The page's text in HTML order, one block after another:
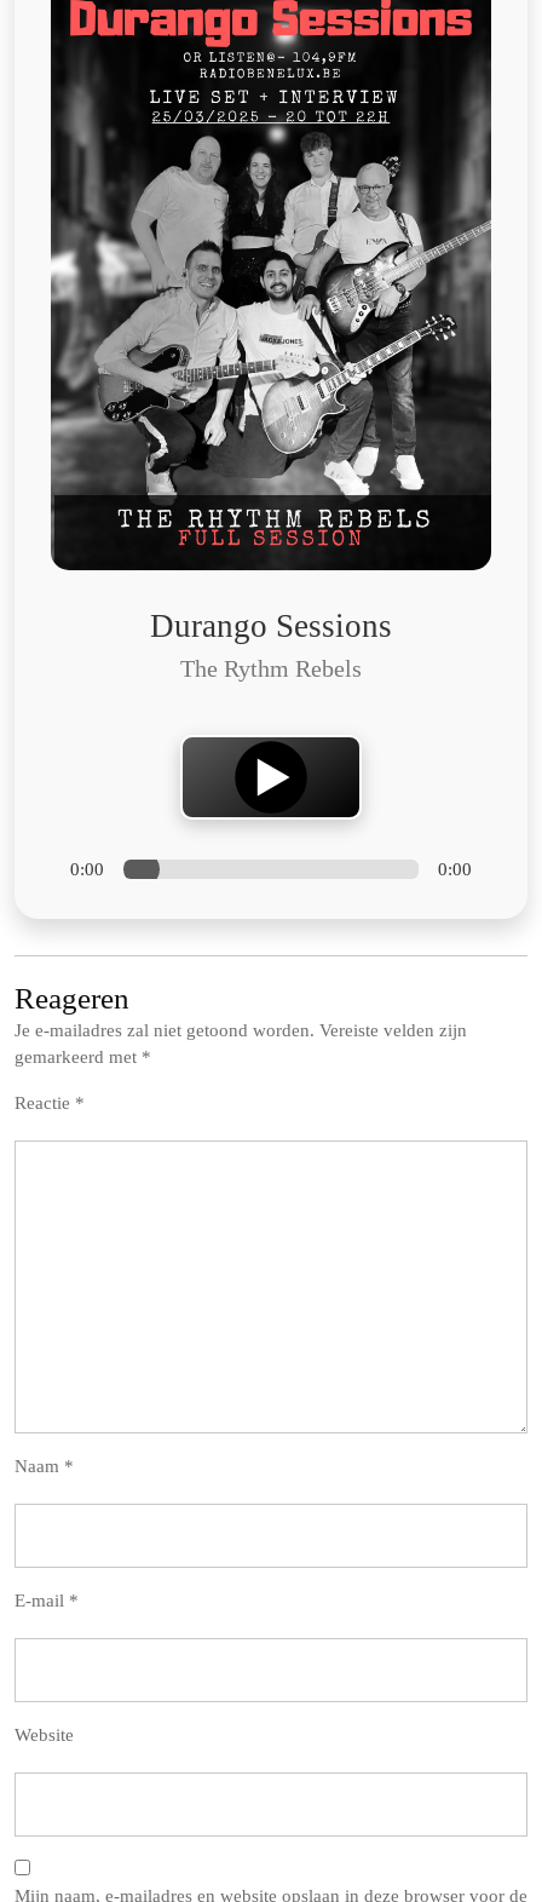
Durango Sessions
The Rythm Rebels
0:00 0:00
Reageren
Je e-mailadres zal niet getoond worden. Vereiste velden zijn
gemarkeerd met *
Reactie *
Naam *
E-mail *
Website
Mijn naam, e-mailadres en website opslaan in deze browser voor de